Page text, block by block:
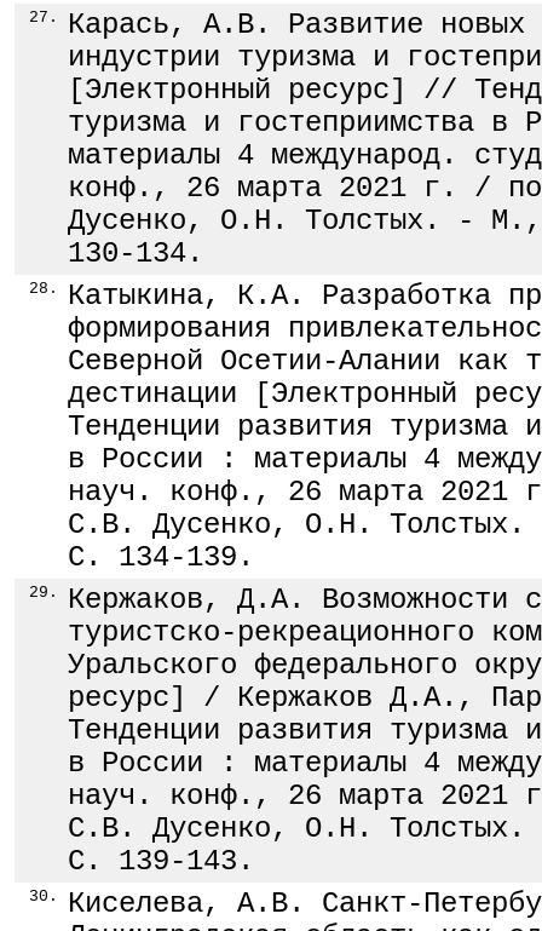
27.
Карась, А.В. Развитие новых
индустрии туризма и
[Электронный ресурс] //
туризма и гостеприимства в
материалы 4 международ.
конф., 26 марта 2021 г. /
Дусенко, О.Н. Толстых. -
130-134.
28.
Катыкина, К.А. Разработка
формирования
Северной Осетии-Алании как
дестинации [Электронный
Тенденции развития туризма
в России : материалы 4
науч. конф., 26 марта
С.В. Дусенко, О.Н.
С. 134-139.
29.
Кержаков, Д.А. Возможности
туристско-рекреационного
Уральского федерального
ресурс] / Кержаков Д.А.,
Тенденции развития туризма
в России : материалы 4
науч. конф., 26 марта
С.В. Дусенко, О.Н.
С. 139-143.
30.
Киселева, А.В. Санкт-